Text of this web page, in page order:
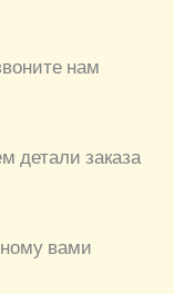
нам
детали заказа
вами